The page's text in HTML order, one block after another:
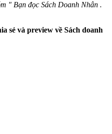
" Bạn đọc Sách Doanh Nhân .
sẻ và preview về Sách doanh